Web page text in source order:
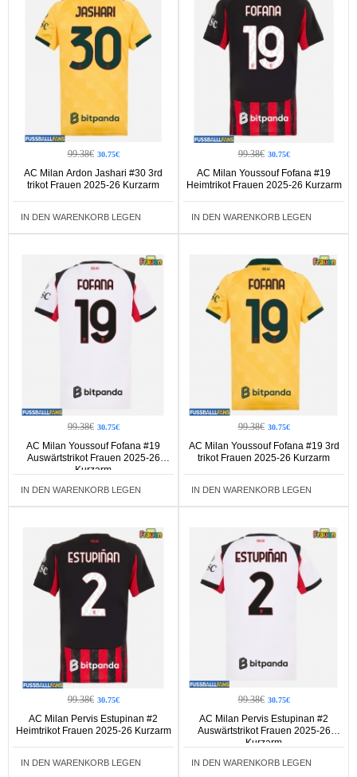
99.38€ 30.75€
AC Milan Ardon Jashari #30 3rd
trikot Frauen 2025-26 Kurzarm
IN DEN WARENKORB LEGEN
99.38€ 30.75€
AC Milan Youssouf Fofana #19
Heimtrikot Frauen 2025-26 Kurzarm
IN DEN WARENKORB LEGEN
99.38€ 30.75€
AC Milan Youssouf Fofana #19
Auswärtstrikot Frauen 2025-26
Kurzarm
IN DEN WARENKORB LEGEN
99.38€ 30.75€
AC Milan Youssouf Fofana #19 3rd
trikot Frauen 2025-26 Kurzarm
IN DEN WARENKORB LEGEN
99.38€ 30.75€
AC Milan Pervis Estupinan #2
Heimtrikot Frauen 2025-26 Kurzarm
IN DEN WARENKORB LEGEN
99.38€ 30.75€
AC Milan Pervis Estupinan #2
Auswärtstrikot Frauen 2025-26
Kurzarm
IN DEN WARENKORB LEGEN